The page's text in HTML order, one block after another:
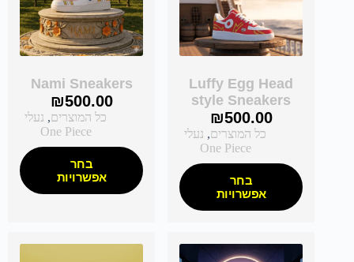
Luffy Egg Head
style Sneakers
₪500.00
כל המוצרים, נעלי
One Piece
בחר
אפשרויות
Nami Sneakers
₪500.00
כל המוצרים, נעלי
One Piece
בחר
אפשרויות